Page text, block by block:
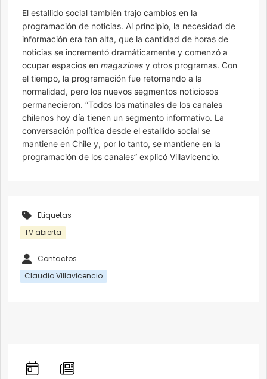
El estallido social también trajo cambios en la
programación de noticias. Al principio, la necesidad de
información era tan alta, que la cantidad de horas de
noticias se incrementó dramáticamente y comenzó a
ocupar espacios en magazines y otros programas. Con
el tiempo, la programación fue retornando a la
normalidad, pero los nuevos segmentos noticiosos
permanecieron. “Todos los matinales de los canales
chilenos hoy día tienen un segmento informativo. La
conversación política desde el estallido social se
mantiene en Chile y, por lo tanto, se mantiene en la
programación de los canales” explicó Villavicencio.
Etiquetas
TV abierta
Contactos
Claudio Villavicencio